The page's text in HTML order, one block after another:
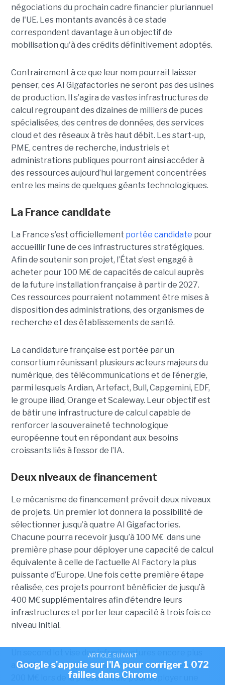
négociations du prochain cadre financier pluriannuel
de l'UE. Les montants avancés à ce stade
correspondent davantage à un objectif de
mobilisation qu'à des crédits définitivement adoptés.
Contrairement à ce que leur nom pourrait laisser
penser, ces AI Gigafactories ne seront pas des usines
de production. Il s’agira de vastes infrastructures de
calcul regroupant des dizaines de milliers de puces
spécialisées, des centres de données, des services
cloud et des réseaux à très haut débit. Les start-up,
PME, centres de recherche, industriels et
administrations publiques pourront ainsi accéder à
des ressources aujourd’hui largement concentrées
entre les mains de quelques géants technologiques.
La France candidate
La France s’est officiellement portée candidate pour
accueillir l’une de ces infrastructures stratégiques.
Afin de soutenir son projet, l’État s’est engagé à
acheter pour 100 M€ de capacités de calcul auprès
de la future installation française à partir de 2027.
Ces ressources pourraient notamment être mises à
disposition des administrations, des organismes de
recherche et des établissements de santé.
La candidature française est portée par un
consortium réunissant plusieurs acteurs majeurs du
numérique, des télécommunications et de l’énergie,
parmi lesquels Ardian, Artefact, Bull, Capgemini, EDF,
le groupe iliad, Orange et Scaleway. Leur objectif est
de bâtir une infrastructure de calcul capable de
renforcer la souveraineté technologique
européenne tout en répondant aux besoins
croissants liés à l’essor de l’IA.
Deux niveaux de financement
Le mécanisme de financement prévoit deux niveaux
de projets. Un premier lot donnera la possibilité de
sélectionner jusqu’à quatre AI Gigafactories.
Chacune pourra recevoir jusqu’à 100 M€ dans une
première phase pour déployer une capacité de calcul
équivalente à celle de l’actuelle AI Factory la plus
puissante d’Europe. Une fois cette première étape
réalisée, ces projets pourront bénéficier de jusqu’à
400 M€ supplémentaires afin d’étendre leurs
infrastructures et porter leur capacité à trois fois ce
niveau initial.
Un second lot vise des infrastructures encore plus
ambitieuses. Jusqu’à trois projets pourront recevoir
200 M€ lors de la phase initiale pour déployer une
ARTICLE SUIVANT
Google s'appuie sur l'IA pour corriger 1 072
failles dans Chrome